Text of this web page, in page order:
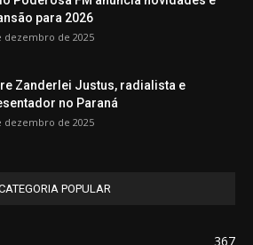
para 2026
dezembro de 2025
Zanderlei Justus, radialista e
no Paraná
dezembro de 2025
POPULAR
367